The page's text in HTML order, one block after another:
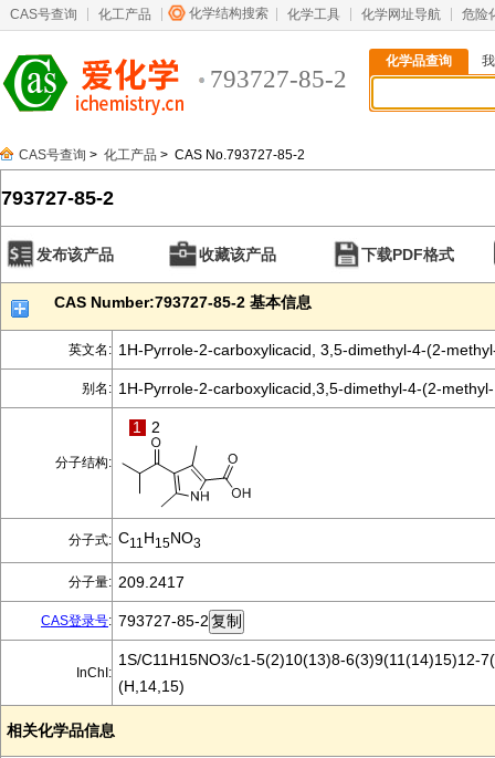
CAS号查询 化工产品 化学结构搜索 化学工具 化学网址导航 危险
793727-85-2
化学品查询
CAS号查询 > 化工产品 > CAS No.793727-85-2
793727-85-2
发布该产品 收藏该产品 下载PDF格式
CAS Number:793727-85-2 基本信息
英文名: 1H-Pyrrole-2-carboxylicacid, 3,5-dimethyl-4-(2-
别名: 1H-Pyrrole-2-carboxylicacid,3,5-dimethyl-4-(2-
分子结构:
1 2
分子式: C11 H15NO3
分子量: 209.2417
CAS登录号: 793727-85-2
InChI:
1S/C11H15NO3/c1-5(2)10(13)8-6(3)9(11(14)15)12-
(H,14,15)
相关化学品信息